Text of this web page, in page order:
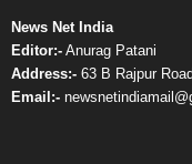
News Net India
Editor:- Anurag Patani
Address:- 63 B Rajpur
Email:-